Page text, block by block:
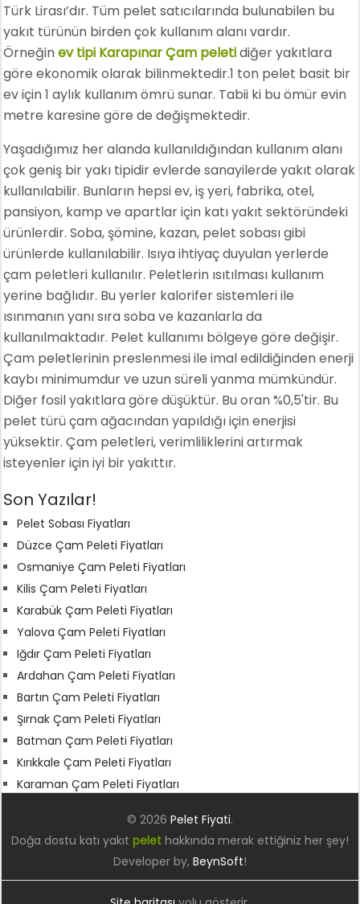
Türk Lirası’dır. Tüm pelet satıcılarında bulunabilen bu
yakıt türünün birden çok kullanım alanı vardır.
Örneğinev tipi Karapınar Çam peletidiğer yakıtlara
göre ekonomik olarak bilinmektedir.1 ton pelet basit bir
ev için 1 aylık kullanım ömrü sunar. Tabii ki bu ömür evin
metre karesine göre de değişmektedir.
Yaşadığımız her alanda kullanıldığından kullanım alanı
çok geniş bir yakı tipidir evlerde sanayilerde yakıt olarak
kullanılabilir. Bunların hepsi ev, iş yeri, fabrika, otel,
pansiyon, kamp ve apartlar için katı yakıt sektöründeki
ürünlerdir. Soba, şömine, kazan, pelet sobası gibi
ürünlerde kullanılabilir. Isıya ihtiyaç duyulan yerlerde
çam peletleri kullanılır. Peletlerin ısıtılması kullanım
yerine bağlıdır. Bu yerler kalorifer sistemleri ile
ısınmanın yanı sıra soba ve kazanlarla da
kullanılmaktadır. Pelet kullanımı bölgeye göre değişir.
Çam peletlerinin preslenmesi ile imal edildiğinden enerji
kaybı minimumdur ve uzun süreli yanma mümkündür.
Diğer fosil yakıtlara göre düşüktür. Bu oran %0,5'tir. Bu
pelet türü çam ağacından yapıldığı için enerjisi
yüksektir. Çam peletleri, verimliliklerini artırmak
isteyenler için iyi bir yakıttır.
Son Yazılar!
Pelet Sobası Fiyatları
Düzce Çam Peleti Fiyatları
Osmaniye Çam Peleti Fiyatları
Kilis Çam Peleti Fiyatları
Karabük Çam Peleti Fiyatları
Yalova Çam Peleti Fiyatları
Iğdır Çam Peleti Fiyatları
Ardahan Çam Peleti Fiyatları
Bartın Çam Peleti Fiyatları
Şırnak Çam Peleti Fiyatları
Batman Çam Peleti Fiyatları
Kırıkkale Çam Peleti Fiyatları
Karaman Çam Peleti Fiyatları
© 2026 Pelet Fiyati.
Doğa dostu katı yakıt pelethakkında merak ettiğiniz her şey!
Developer by, BeynSoft!